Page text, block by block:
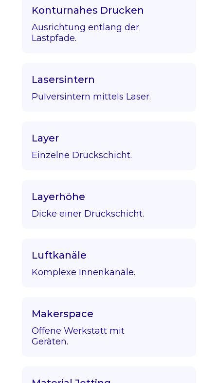
Konturnahes Drucken
Ausrichtung entlang der
Lastpfade.
Lasersintern
Pulversintern mittels Laser.
Layer
Einzelne Druckschicht.
Layerhöhe
Dicke einer Druckschicht.
Luftkanäle
Komplexe Innenkanäle.
Makerspace
Offene Werkstatt mit
Geräten.